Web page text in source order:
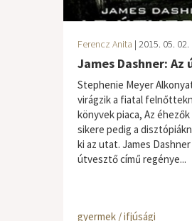
Ferencz Anita | 2015. 05. 02.
James Dashner: Az
Stephenie Meyer
virágzik a fiatal
könyvek piaca, Az éhezők
sikere pedig a
ki az utat. James Dashner
útvesztő című regénye...
gyermek / ifjúsági